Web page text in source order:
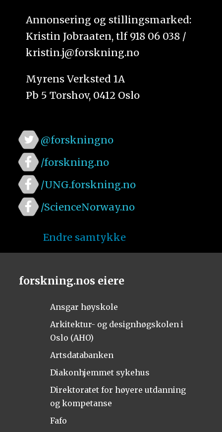
Annonsering og stillingsmarked:
Kristin Jobraaten, tlf 918 06 038 /
kristin.j@forskning.no
Myrens Verksted 1A
Pb 5 Torshov, 0412 Oslo
@forskningno
/forskning.no
/UNG.forskning.no
/ScienceNorway.no
Endre samtykke
forskning.nos eiere
Ansgar høyskole
Arkitektur- og designhøgskolen i
Oslo (AHO)
Artsdatabanken
Diakonhjemmet sykehus
Direktoratet for høyere utdanning
og kompetanse
Fafo